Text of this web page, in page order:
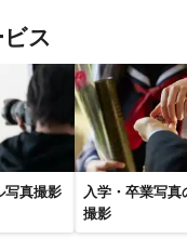
ス
写真撮影
入学・卒業写真
撮影